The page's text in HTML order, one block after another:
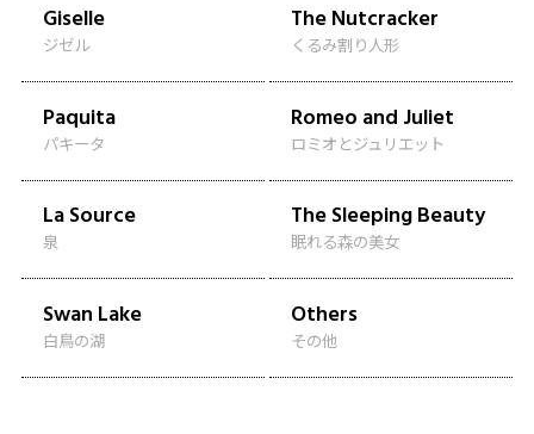
Giselle
ジゼル
The Nutcracker
くるみ割り人形
Paquita
パキータ
Romeo and Juliet
ロミオとジュリエット
La Source
泉
The Sleeping Beauty
眠れる森の美女
Swan Lake
白鳥の湖
Others
その他